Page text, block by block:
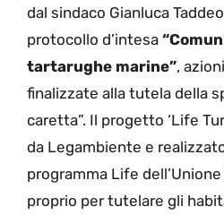
dal sindaco Gianluca
protocollo d’intesa
tartarughe marine”,
finalizzate alla tutela della
caretta”. Il progetto ‘Life
da Legambiente e
programma Life
proprio per tutelare gli